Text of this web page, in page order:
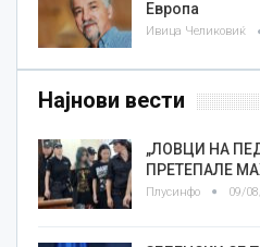
Европа
Ивица Челиковиќ
Најнови вести
„ЛОВЦИ НА
ПРЕТЕПАЛЕ
Плусинфо 09/